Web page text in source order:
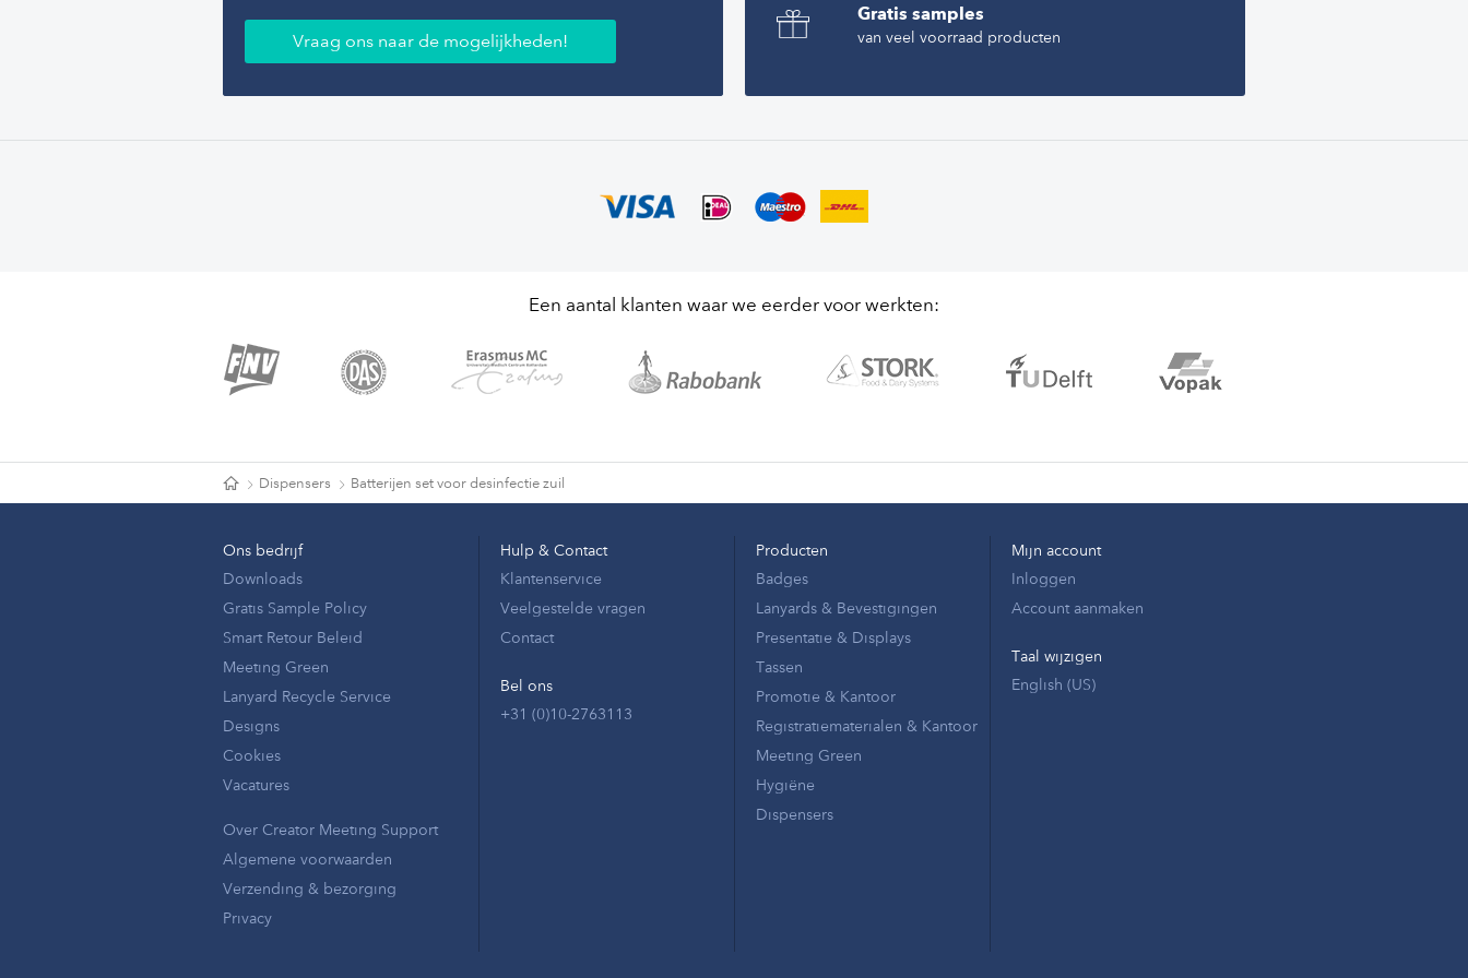
Vraag ons naar de mogelijkheden!
Gratis samples
van veel voorraad producten
Een aantal klanten waar we eerder voor werkten:
Dispensers Batterijen set voor desinfectie zuil
Ons bedrijf
Downloads
Gratis Sample Policy
Smart Retour Beleid
Meeting Green
Lanyard Recycle Service
Designs
Cookies
Vacatures
Over Creator Meeting Support
Algemene voorwaarden
Verzending & bezorging
Privacy
Hulp & Contact
Klantenservice
Veelgestelde vragen
Contact
Bel ons
+31 (0)10-2763113
Producten
Badges
Lanyards & Bevestigingen
Presentatie & Displays
Tassen
Promotie & Kantoor
Registratiematerialen & Kantoor
Meeting Green
Hygiëne
Dispensers
Mijn account
Inloggen
Account aanmaken
Taal wijzigen
English (US)